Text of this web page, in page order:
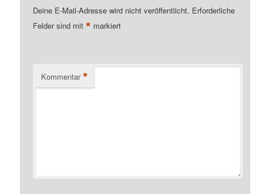
Deine E-Mail-Adresse wird nicht veröffentlicht. Erforderliche
Felder sind mit* markiert
Kommentar *